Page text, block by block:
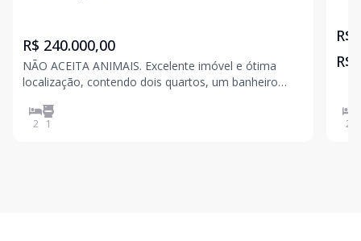
R$ 240.000,00
NÃO ACEITA ANIMAIS. Excelente imóvel e ótima
localização, contendo dois quartos, um banheiro
cozinha, sacada para frente.
2 1
R$
R$
2